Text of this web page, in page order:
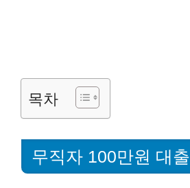
목차
무직자 100만원 대출